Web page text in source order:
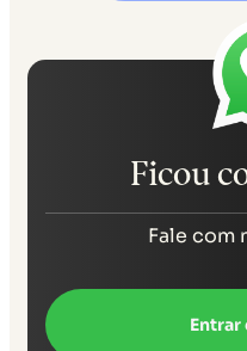
Ficou
Fale com